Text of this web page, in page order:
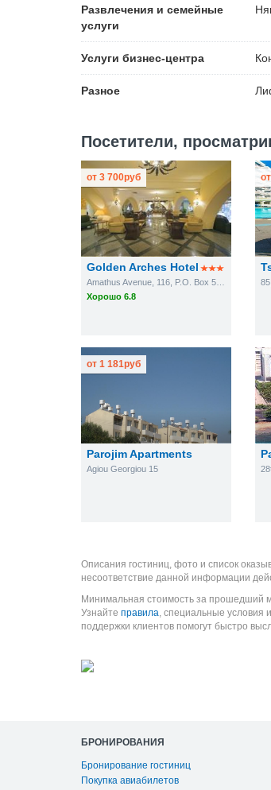
Развлечения и семейные
услуги
Услуги бизнес-центра
Разное
Посетители,
Golden Arches Hotel
Хорошо 6.8
от 3 700руб
Parojim Apartments
Agiou Georgiou 15
от 1 181руб
Описания гостиниц, фото и список
несоответствие данной информации
Минимальная стоимость за прошедший
Узнайте правила, специальные условия
поддержки клиентов помогут быстро
БРОНИРОВАНИЯ
Бронирование гостиниц
Покупка авиабилетов